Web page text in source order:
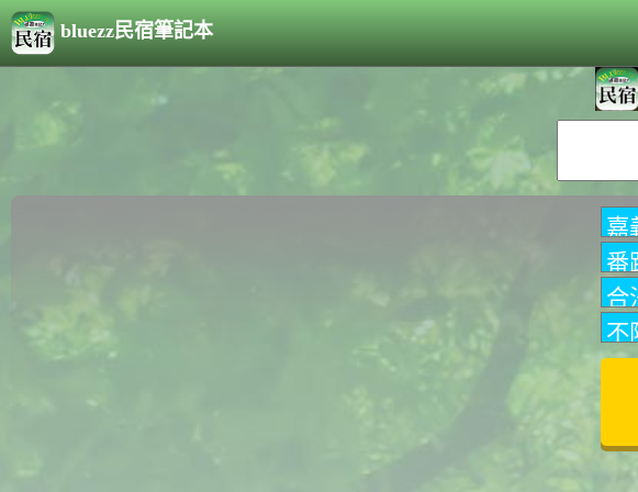
bluezz民宿筆記本